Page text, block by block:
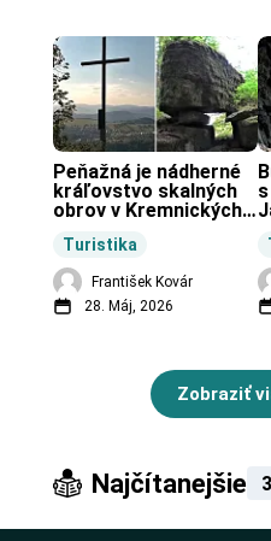
Turistika
Peňažná je nádherné
kráľovstvo skalných
obrov v Kremnických
František Kovár
28. Máj, 2026
Zobraziť
Najčítanejšie